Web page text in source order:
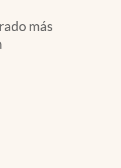
más